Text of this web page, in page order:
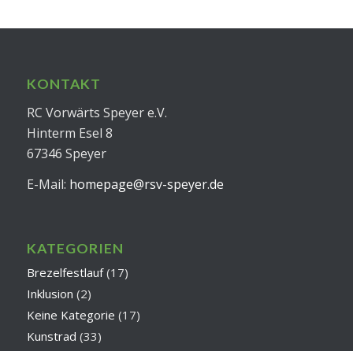
KONTAKT
RC Vorwärts Speyer e.V.
Hinterm Esel 8
67346 Speyer
E-Mail: homepage@rsv-speyer.de
KATEGORIEN
Brezelfestlauf(17)
Inklusion (2)
Keine Kategorie (17)
Kunstrad (33)